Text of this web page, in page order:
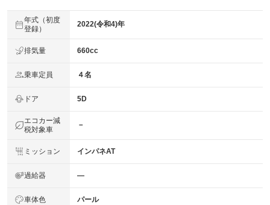
年式（初度
登録）
2022(令和4)年
排気量 660cc
乗車定員 ４名
ドア 5D
エコカー減
税対象車
－
ミッション インパネAT
過給器 ―
車体色 パール